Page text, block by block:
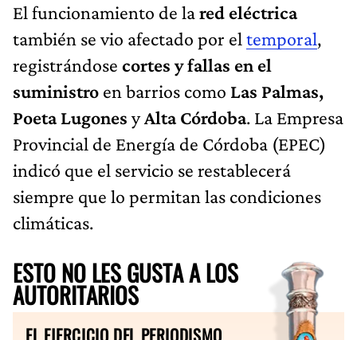
El funcionamiento de lared eléctrica
también se vio afectado por el temporal,
registrándose cortes y fallas en el
suministro en barrios como Las Palmas,
Poeta Lugones yAlta Córdoba. La Empresa
Provincial de Energía de Córdoba (EPEC)
indicó que el servicio se restablecerá
siempre que lo permitan las condiciones
climáticas.
ESTO NO LES GUSTA A LOS
AUTORITARIOS
EL EJERCICIO DEL PERIODISMO